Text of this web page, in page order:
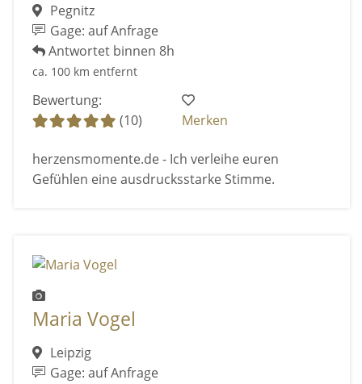
Pegnitz
Gage: auf Anfrage
Antwortet binnen 8h
ca. 100 km entfernt
Bewertung:
(10)
Merken
herzensmomente.de - Ich verleihe euren
Gefühlen eine ausdrucksstarke Stimme.
Maria Vogel
Leipzig
Gage: auf Anfrage